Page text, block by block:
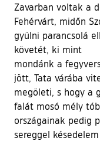
Zavarban voltak a
Fehérvárt, midőn
gyülni parancsolá
követét, ki mint
mondánk a
jött, Tata várába
megöleti, s hogy a
falát mosó mély
országainak pedig
sereggel késedelem